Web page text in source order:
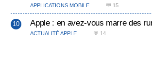
APPLICATIONS MOBILE 💬 15
Apple : en avez-vous marre des
ACTUALITÉ APPLE 💬 14